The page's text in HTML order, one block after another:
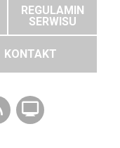
REGULAMIN
SERWISU
KONTAKT